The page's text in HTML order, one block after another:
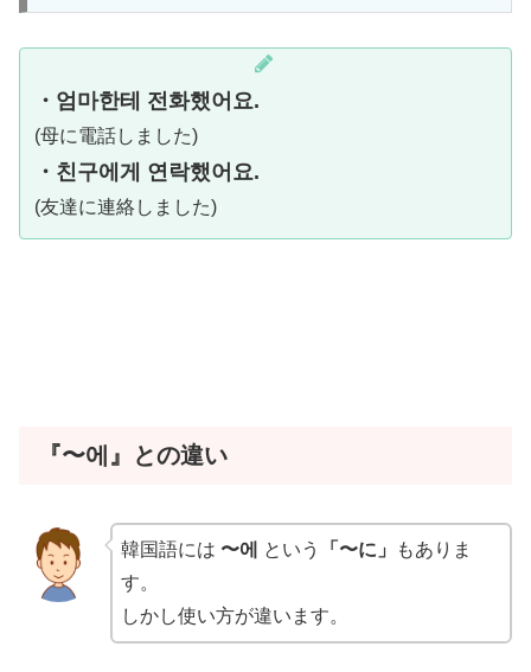
・엄마한테 전화했어요.
(母に電話しました)
・친구에게 연락했어요.
(友達に連絡しました)
『〜에』との違い
韓国語には 〜에 という 「〜に」
もありま
す。
しかし使い方が違います。